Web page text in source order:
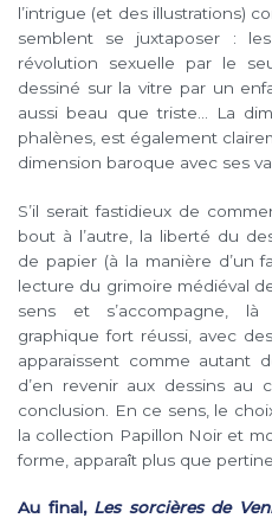
l’intrigue (et des illustrations)
semblent se juxtaposer :
révolution sexuelle par le
dessiné sur la vitre par un
aussi beau que triste… La
phalènes, est également
dimension baroque avec ses
S’il serait fastidieux de
bout à l’autre, la liberté du
de papier (à la manière d’un
lecture du grimoire médiéval
sens et s’accompagne, là
graphique fort réussi, avec
apparaissent comme autant
d’en revenir aux dessins au
conclusion. En ce sens, le
la collection Papillon Noir et
forme, apparaît plus que
Au final, Les sorcières de